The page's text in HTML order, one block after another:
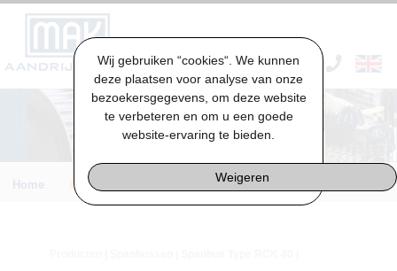
Wij gebruiken “cookies“. We kunnen
deze plaatsen voor analyse van onze
bezoekersgegevens, om deze website
te verbeteren en om u een goede
website-ervaring te bieden.
Weigeren
VACATURES & STAGES
Engineering